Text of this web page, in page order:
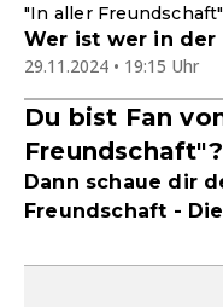
"In aller Freundschaft"
Wer ist wer in der
29.11.2024 • 19:15 Uhr
Du bist Fan
Freundschaft"?
Dann schaue dir
Freundschaft -